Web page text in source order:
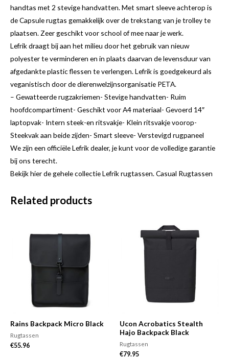
handtas met 2 stevige handvatten. Met smart sleeve achterop is
de Capsule rugtas gemakkelijk over de trekstang van je trolley te
plaatsen. Zeer geschikt voor school of mee naar je werk.
Lefrik draagt bij aan het milieu door het gebruik van nieuw
polyester te verminderen en in plaats daarvan de levensduur van
afgedankte plastic flessen te verlengen. Lefrik is goedgekeurd als
veganistisch door de dierenwelzijnsorganisatie PETA.
– Gewatteerde rugzakriemen- Stevige handvatten- Ruim
hoofdcompartiment- Geschikt voor A4 materiaal- Gevoerd 14″
laptopvak- Intern steek-en ritsvakje- Klein ritsvakje voorop-
Steekvak aan beide zijden- Smart sleeve- Verstevigd rugpaneel
We zijn een officiële Lefrik dealer, je kunt voor de volledige garantie
bij ons terecht.
Bekijk hier de gehele collectie Lefrik rugtassen. Casual Rugtassen
Related products
Rains Backpack Micro Black
Rugtassen
€55.96
Ucon Acrobatics Stealth
Hajo Backpack Black
Rugtassen
€79.95